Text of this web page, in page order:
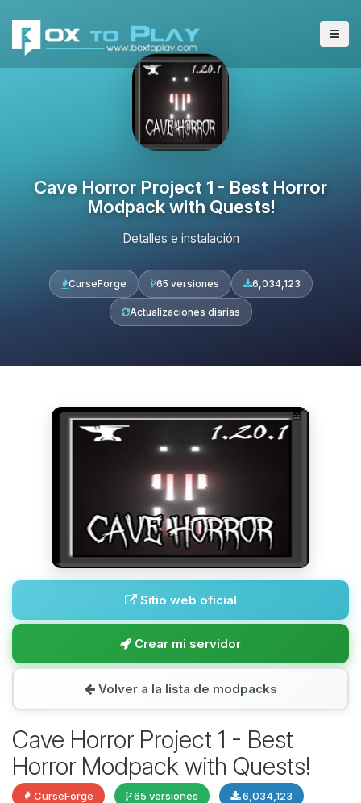
Cave Horror Project 1 - Best Horror
Modpack with Quests!
Detalles e instalación
CurseForge 65 versiones 6,034,123
Actualizaciones diarias
Sitio web oficial
Crear mi servidor
Volver a la lista de modpacks
Cave Horror Project 1 - Best
Horror Modpack with Quests!
CurseForge 65 versiones 6,034,123